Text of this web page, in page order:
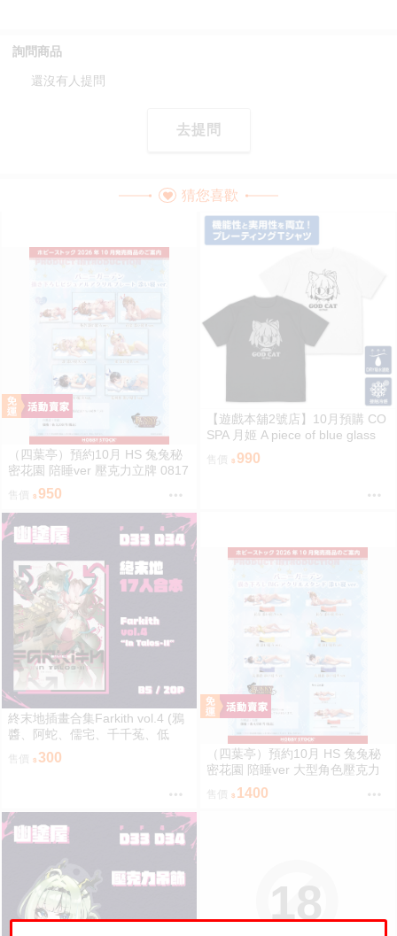
詢問商品
還沒有人提問
去提問
猜您喜歡
（四葉亭）預約10月 HS 兔兔秘
密花園 陪睡ver 壓克力立牌 0817
950
【遊戲本舖2號店】10月預購 CO
SPA 月姬 A piece of blue glass
moon GOD CAT 貓Arc 雙面編織
涼感速乾T恤 黑/白 2款分售 0822
990
終末地插畫合集Farkith vol.4 (鴉
醬、阿蛇、儒宅、千千菟、低
桑、陳羽爵、幽幽ユキ、啞苦、
陳良、miwa、Rin、haruu、Em
さんずい太郎、VXDRQ ) 20P B5
售價 300
（四葉亭）預約10月 HS 兔兔秘
密花園 陪睡ver 大型角色壓克力
架 0817
售價 1400
18